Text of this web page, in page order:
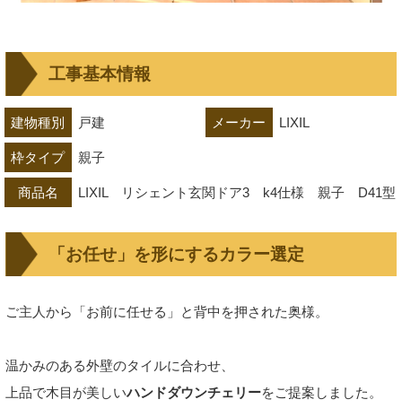
工事基本情報
建物種別 戸建 メーカー LIXIL
枠タイプ 親子
商品名 LIXIL　リシェント玄関ドア3　k4仕様　親子　D41
「お任せ」を形にするカラー選定
ご主人から「お前に任せる」と背中を押された奥様。
温かみのある外壁のタイルに合わせ、
上品で木目が美しいハンドダウンチェリーをご提案しました。